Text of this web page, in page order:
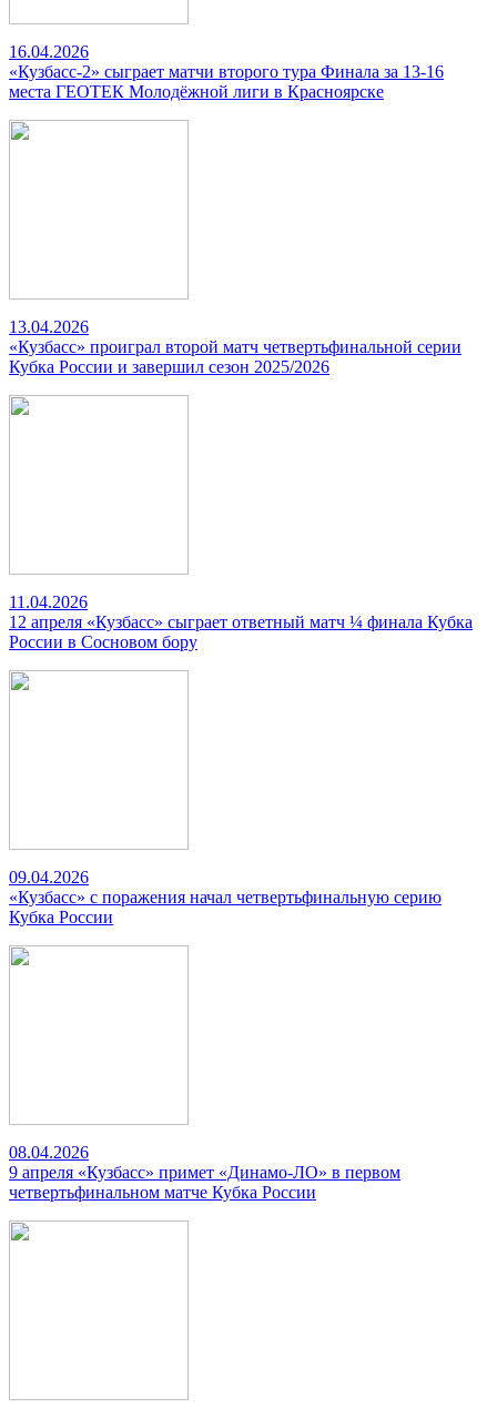
16.04.2026
«Кузбасс-2» сыграет матчи второго тура Финала за 13-16
места ГЕОТЕК Молодёжной лиги в Красноярске
13.04.2026
«Кузбасс» проиграл второй матч четвертьфинальной серии
Кубка России и завершил сезон 2025/2026
11.04.2026
12 апреля «Кузбасс» сыграет ответный матч ¼ финала Кубка
России в Сосновом бору
09.04.2026
«Кузбасс» с поражения начал четвертьфинальную серию
Кубка России
08.04.2026
9 апреля «Кузбасс» примет «Динамо-ЛО» в первом
четвертьфинальном матче Кубка России